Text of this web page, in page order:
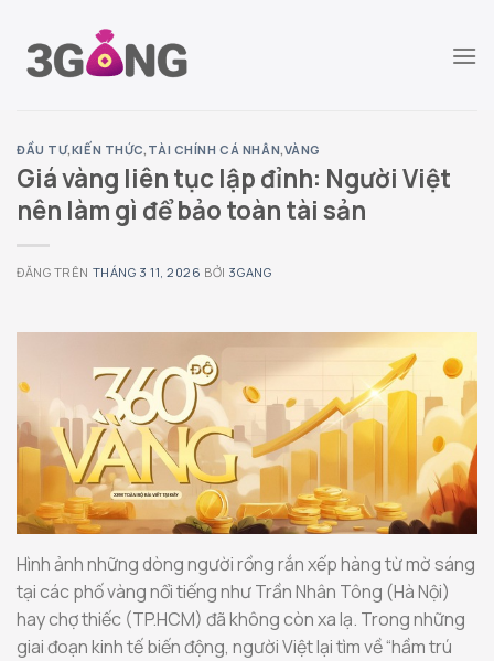
đến
ĐẦU TƯ,KIẾN THỨC, TÀI CHÍNH CÁ NHÂN,VÀNG
Giá vàng liên tục lập đỉnh: Người Việt
nên làm gì để bảo toàn tài sản
ĐĂNG TRÊN THÁNG 3 11, 2026 BỞI 3GANG
Hình ảnh những dòng người rồng rắn xếp hàng từ mờ sáng
tại các phố vàng nổi tiếng như Trần Nhân Tông (Hà Nội)
hay chợ thiếc (TP.HCM) đã không còn xa lạ. Trong những
giai đoạn kinh tế biến động, người Việt lại tìm về “hầm trú